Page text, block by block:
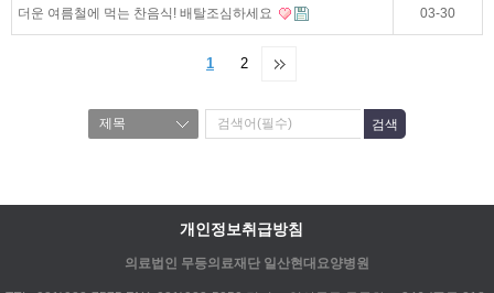
더운 여름철에 먹는 찬음식! 배탈조심하세요 03-30
1 2
개인정보취급방침
의료법인 무등의료재단 일산현대요양병원